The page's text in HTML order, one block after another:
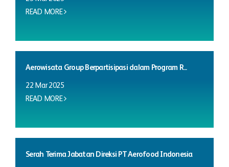
READ MORE
Aerowisata Group Berpartisipasi dalam Program R...
22 Mar 2025
READ MORE
Serah Terima Jabatan Direksi PT Aerofood Indonesia